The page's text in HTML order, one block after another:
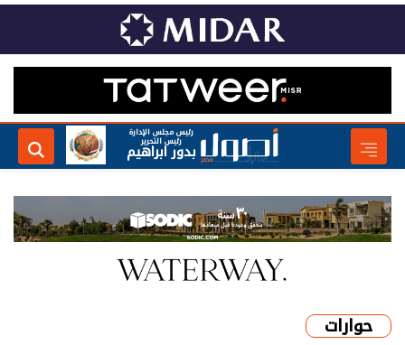
رئيس مجلس الإدارة
رئيس التحرير
بدور ابراهيم
حوارات